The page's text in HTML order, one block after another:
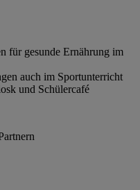
für gesunde Ernährung im
auch im Sportunterricht
und Schülercafé